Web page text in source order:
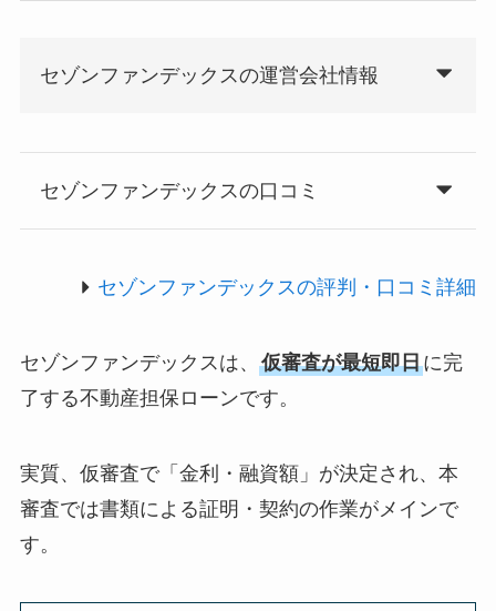
セゾンファンデックスの運営会社情報
セゾンファンデックスの口コミ
セゾンファンデックスの評判・口コミ詳細
セゾンファンデックスは、 仮審査が最短即日に完
了する不動産担保ローンです。
実質、仮審査で「金利・融資額」が決定され、本
審査では書類による証明・契約の作業がメインで
す。